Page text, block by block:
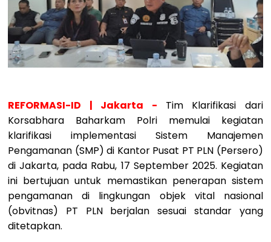
REFORMASI-ID | Jakarta - Tim Klarifikasi dari
Korsabhara Baharkam Polri memulai kegiatan
klarifikasi implementasi Sistem Manajemen
Pengamanan (SMP) di Kantor Pusat PT PLN (Persero)
di Jakarta, pada Rabu, 17 September 2025. Kegiatan
ini bertujuan untuk memastikan penerapan sistem
pengamanan di lingkungan objek vital nasional
(obvitnas) PT PLN berjalan sesuai standar yang
ditetapkan.